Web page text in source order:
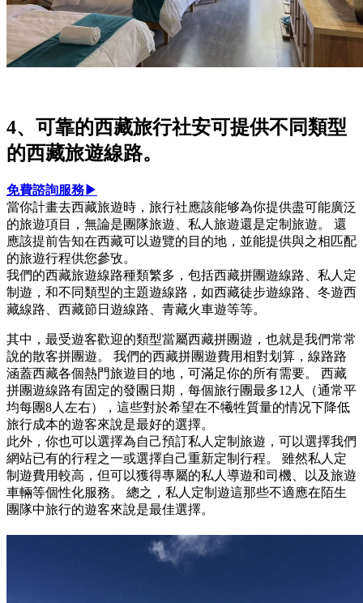
4、可靠的西藏旅行社安可提供不同類型
的西藏旅遊線路。
免費諮詢服務▶
當你計畫去西藏旅遊時，旅行社應該能够為你提供盡可能廣泛
的旅遊項目，無論是團隊旅遊、私人旅遊還是定制旅遊。 還
應該提前告知在西藏可以遊覽的目的地，並能提供與之相匹配
的旅遊行程供您參攷。
我們的西藏旅遊線路種類繁多，包括西藏拼團遊線路、私人定
制遊，和不同類型的主題遊線路，如西藏徒步遊線路、冬遊西
藏線路、西藏節日遊線路、青藏火車遊等等。
其中，最受遊客歡迎的類型當屬西藏拼團遊，也就是我們常常
說的散客拼團遊。 我們的西藏拼團遊費用相對划算，線路路
涵蓋西藏各個熱門旅遊目的地，可滿足你的所有需要。 西藏
拼團遊線路有固定的發團日期，每個旅行團最多12人（通常平
均每團8人左右），這些對於希望在不犧牲質量的情况下降低
旅行成本的遊客來說是最好的選擇。
此外，你也可以選擇為自己預訂私人定制旅遊，可以選擇我們
網站已有的行程之一或選擇自己重新定制行程。 雖然私人定
制遊費用較高，但可以獲得專屬的私人導遊和司機、以及旅遊
車輛等個性化服務。 總之，私人定制遊這那些不適應在陌生
團隊中旅行的遊客來說是最佳選擇。